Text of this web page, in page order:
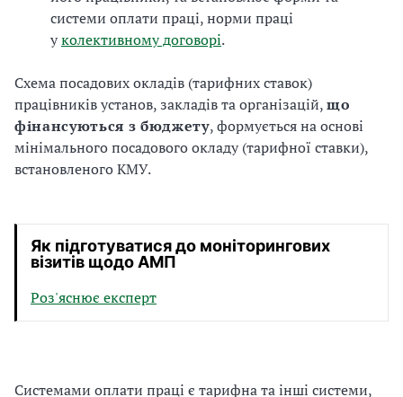
системи оплати праці, норми праці
уколективному договорі.
Схема посадових окладів (тарифних ставок)
працівників установ, закладів та організацій,що
фінансуються з бюджету, формується на основі
мінімального посадового окладу (тарифної ставки),
встановленого КМУ.
Як підготуватися до моніторингових
візитів щодо АМП
Роз'яснює експерт
Системами оплати праці є тарифна та інші системи,